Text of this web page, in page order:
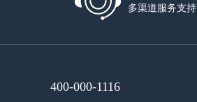
多渠道服务支持
400-000-1116